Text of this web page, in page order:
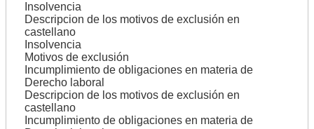
Insolvencia
Descripcion de los motivos de exclusión en
castellano
Insolvencia
Motivos de exclusión
Incumplimiento de obligaciones en materia de
Derecho laboral
Descripcion de los motivos de exclusión en
castellano
Incumplimiento de obligaciones en materia de